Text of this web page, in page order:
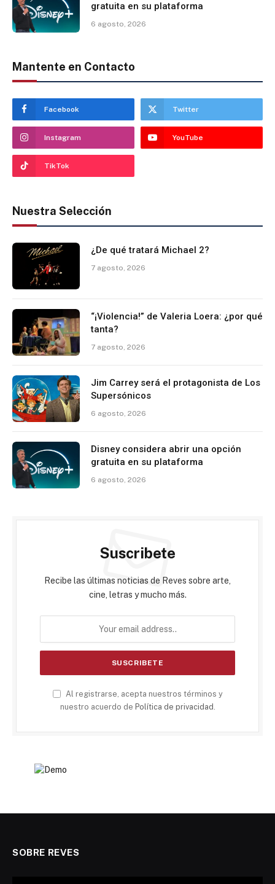
gratuita en su plataforma
6 agosto, 2026
Mantente en Contacto
Facebook Twitter
Instagram YouTube
TikTok
Nuestra Selección
¿De qué tratará Michael 2?
7 agosto, 2026
“¡Violencia!” de Valeria Loera: ¿por qué
tanta?
7 agosto, 2026
Jim Carrey será el protagonista de Los
Supersónicos
6 agosto, 2026
Disney considera abrir una opción
gratuita en su plataforma
6 agosto, 2026
Suscribete
Recibe las últimas noticias de Reves sobre arte,
cine, letras y mucho más.
Al registrarse, acepta nuestros términos y
nuestro acuerdo de Política de privacidad .
SOBRE REVES